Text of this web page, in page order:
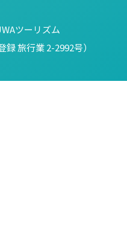
ツーリズム
録 旅行業 2-2992号）